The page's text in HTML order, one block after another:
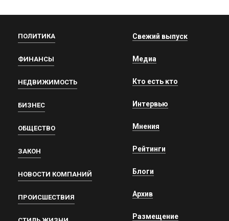
ПОЛИТИКА
ФИНАНСЫ
НЕДВИЖИМОСТЬ
БИЗНЕС
ОБЩЕСТВО
ЗАКОН
НОВОСТИ КОМПАНИЙ
ПРОИСШЕСТВИЯ
Свежий выпуск
Медиа
Кто есть кто
Интервью
Мнения
Рейтинги
Блоги
Архив
Размещение